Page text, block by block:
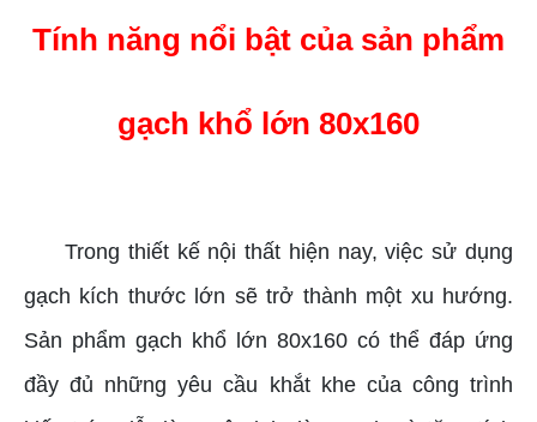
Tính năng nổi bật của sản phẩm
gạch khổ lớn 80x160
Trong thiết kế nội thất hiện nay, việc sử dụng
gạch kích thước lớn sẽ trở thành một xu hướng.
Sản phẩm gạch khổ lớn 80x160 có thể đáp ứng
đầy đủ những yêu cầu khắt khe của công trình